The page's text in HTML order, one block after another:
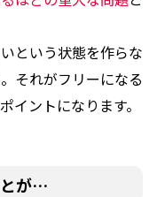
という状態を作らな
それがフリーになる
イントになります。
とが…